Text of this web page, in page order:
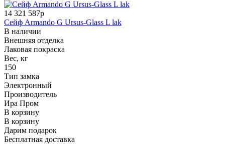
14 321 587р
Сейф Armando G Ursus-Glass L lak
В наличии
Внешняя отделка
Лаковая покраска
Вес, кг
150
Тип замка
Электронный
Производитель
Ира Пром
В корзину
В корзину
Дарим подарок
Бесплатная доставка